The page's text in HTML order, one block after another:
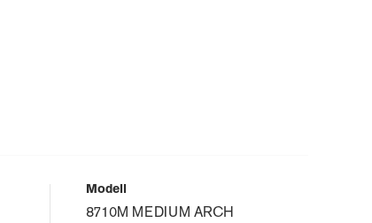
Modell
8710M MEDIUM ARCH